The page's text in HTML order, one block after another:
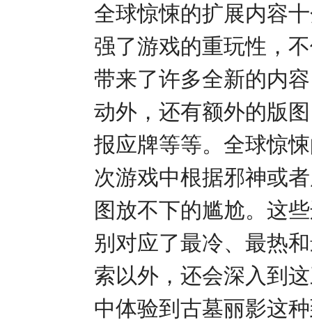
全球惊悚的扩展内容
强了游戏的重玩性，
带来了许多全新的内
动外，还有额外的版
报应牌等等。全球惊
次游戏中根据邪神或
图放不下的尴尬。这
别对应了最冷、最热
索以外，还会深入到
中体验到古墓丽影这